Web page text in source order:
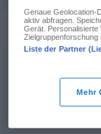
Genaue Geolocation-
aktiv abfragen.
Gerät. Personalisierte
Zielgruppenforschung
Liste der Partner
Mehr